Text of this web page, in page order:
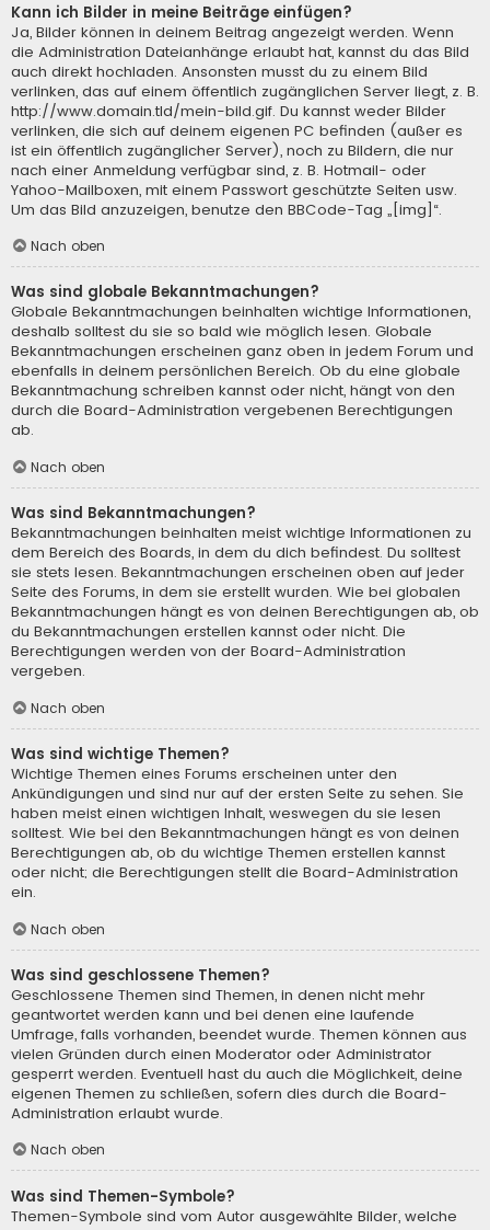
Kann ich Bilder in meine Beiträge einfügen?
Ja, Bilder können in deinem Beitrag angezeigt werden. Wenn
die Administration Dateianhänge erlaubt hat, kannst du das Bild
auch direkt hochladen. Ansonsten musst du zu einem Bild
verlinken, das auf einem öffentlich zugänglichen Server liegt, z. B.
http://www.domain.tld/mein-bild.gif. Du kannst weder Bilder
verlinken, die sich auf deinem eigenen PC befinden (außer es
ist ein öffentlich zugänglicher Server), noch zu Bildern, die nur
nach einer Anmeldung verfügbar sind, z. B. Hotmail- oder
Yahoo-Mailboxen, mit einem Passwort geschützte Seiten usw.
Um das Bild anzuzeigen, benutze den BBCode-Tag „[img]“.
Nach oben
Was sind globale Bekanntmachungen?
Globale Bekanntmachungen beinhalten wichtige Informationen,
deshalb solltest du sie so bald wie möglich lesen. Globale
Bekanntmachungen erscheinen ganz oben in jedem Forum und
ebenfalls in deinem persönlichen Bereich. Ob du eine globale
Bekanntmachung schreiben kannst oder nicht, hängt von den
durch die Board-Administration vergebenen Berechtigungen
ab.
Nach oben
Was sind Bekanntmachungen?
Bekanntmachungen beinhalten meist wichtige Informationen zu
dem Bereich des Boards, in dem du dich befindest. Du solltest
sie stets lesen. Bekanntmachungen erscheinen oben auf jeder
Seite des Forums, in dem sie erstellt wurden. Wie bei globalen
Bekanntmachungen hängt es von deinen Berechtigungen ab, ob
du Bekanntmachungen erstellen kannst oder nicht. Die
Berechtigungen werden von der Board-Administration
vergeben.
Nach oben
Was sind wichtige Themen?
Wichtige Themen eines Forums erscheinen unter den
Ankündigungen und sind nur auf der ersten Seite zu sehen. Sie
haben meist einen wichtigen Inhalt, weswegen du sie lesen
solltest. Wie bei den Bekanntmachungen hängt es von deinen
Berechtigungen ab, ob du wichtige Themen erstellen kannst
oder nicht; die Berechtigungen stellt die Board-Administration
ein.
Nach oben
Was sind geschlossene Themen?
Geschlossene Themen sind Themen, in denen nicht mehr
geantwortet werden kann und bei denen eine laufende
Umfrage, falls vorhanden, beendet wurde. Themen können aus
vielen Gründen durch einen Moderator oder Administrator
gesperrt werden. Eventuell hast du auch die Möglichkeit, deine
eigenen Themen zu schließen, sofern dies durch die Board-
Administration erlaubt wurde.
Nach oben
Was sind Themen-Symbole?
Themen-Symbole sind vom Autor ausgewählte Bilder, welche